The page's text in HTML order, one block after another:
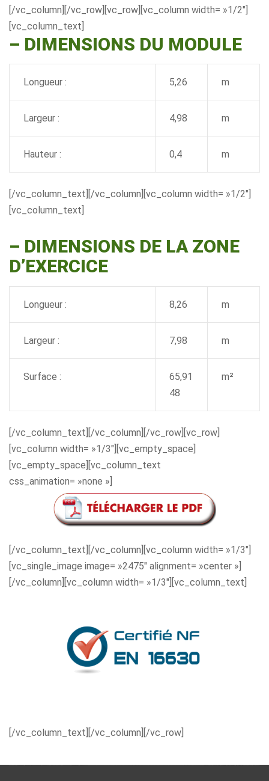
[/vc_column][/vc_row][vc_row][vc_column width= »1/2″]
[vc_column_text]
– DIMENSIONS DU MODULE
Longueur : 5,26 m
Largeur : 4,98 m
Hauteur : 0,4 m
[/vc_column_text][/vc_column][vc_column width= »1/2″]
[vc_column_text]
– DIMENSIONS DE LA ZONE
D’EXERCICE
Longueur : 8,26 m
Largeur : 7,98 m
Surface :
65,91
48
m²
[/vc_column_text][/vc_column][/vc_row][vc_row]
[vc_column width= »1/3″][vc_empty_space]
[vc_empty_space][vc_column_text
css_animation= »none »]
[/vc_column_text][/vc_column][vc_column width= »1/3″]
[vc_single_image image= »2475″ alignment= »center »]
[/vc_column][vc_column width= »1/3″][vc_column_text]
[/vc_column_text][/vc_column][/vc_row]